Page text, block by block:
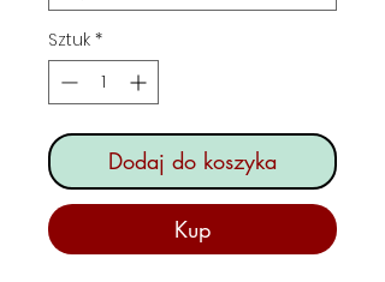
Sztuk *
Dodaj do koszyka
Kup